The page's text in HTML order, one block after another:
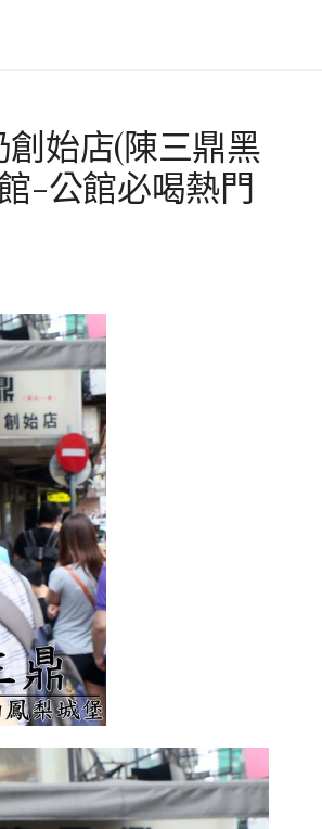
創始店(陳三鼎黑
-公館必喝熱門